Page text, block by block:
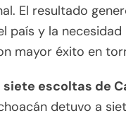
El resultado
país y la
mayor éxito en
siete escoltas de
detuvo a